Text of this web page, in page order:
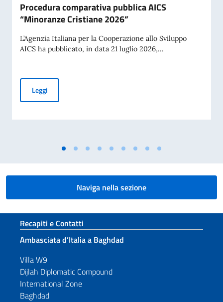
Procedura comparativa pubblica AICS
“Minoranze Cristiane 2026”
L’Agenzia Italiana per la Cooperazione allo Sviluppo
AICS ha pubblicato, in data 21 luglio 2026,...
LeggiProcedura comparativa pubblica AICS “Minoranze
Naviga nella sezione
Sezione footer
Recapiti e Contatti
Ambasciata d’Italia a Baghdad
Villa W9
Dijlah Diplomatic Compound
International Zone
Baghdad